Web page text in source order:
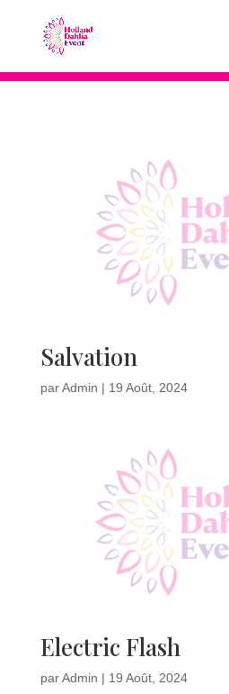
Salvation
parAdmin | 19 Août, 2024
Electric Flash
parAdmin | 19 Août, 2024